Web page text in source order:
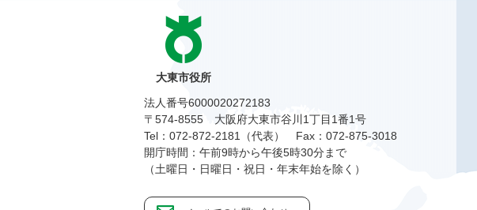
大東市役所
法人番号6000020272183
〒574-8555 大阪府大東市谷川1丁目1番1号
Tel：072-872-2181（代表）
Fax：072-875-3018
開庁時間：午前9時から午後5時30分まで
（土曜日・日曜日・祝日・年末年始を除く）